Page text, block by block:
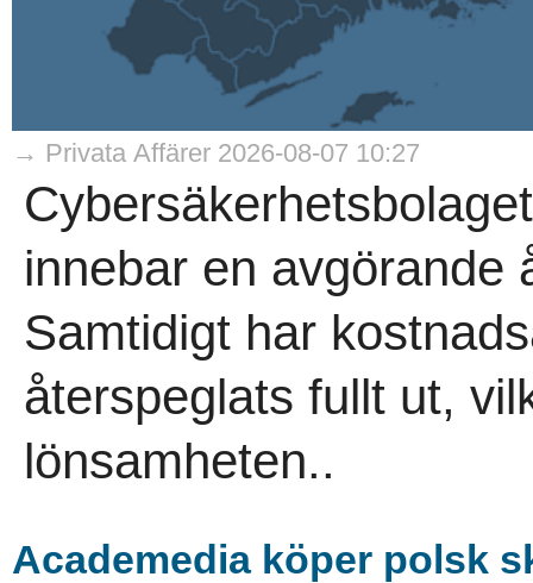
→ Privata Affärer 2026-08-07 10:27
innebar en avgörande
Samtidigt har
återspeglats fullt ut,
lönsamheten..
Academedia köper polsk